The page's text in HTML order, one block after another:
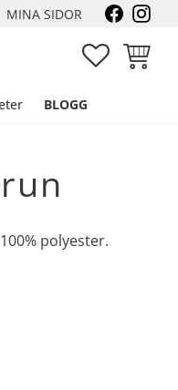
MINA SIDOR
FAVORITER
BLOGG
polyester.